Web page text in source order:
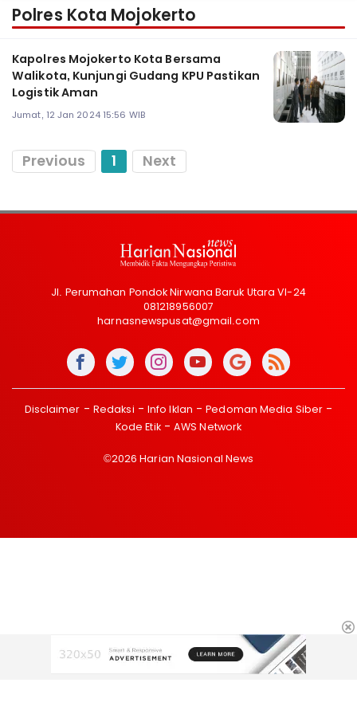
Polres Kota Mojokerto
Kapolres Mojokerto Kota Bersama
Walikota, Kunjungi Gudang KPU Pastikan
Logistik Aman
Jumat, 12 Jan 2024 15:56 WIB
Previous 1 Next
Jl. Perumahan Pondok Nirwana Baruk Utara VI-24
081218956007
harnasnewspusat@gmail.com
Disclaimer Redaksi Info Iklan
Pedoman Media Siber
Kode Etik
AWS Network
©2026 Harian Nasional News